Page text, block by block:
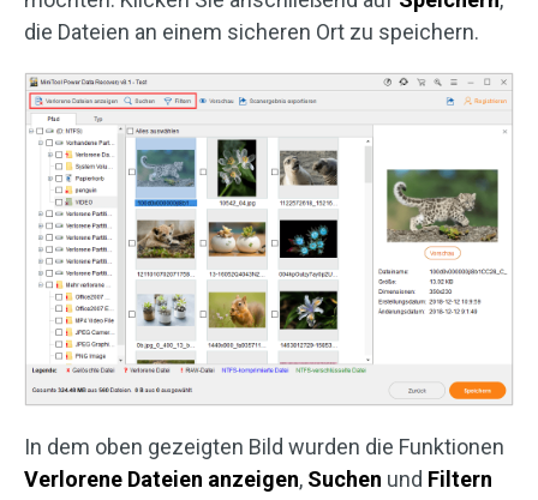
die Dateien an einem sicheren Ort zu speichern.
In dem oben gezeigten Bild wurden die Funktionen
Verlorene Dateien anzeigen, Suchen und Filtern